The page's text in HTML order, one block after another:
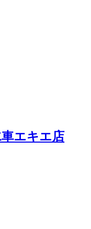
エキエ店